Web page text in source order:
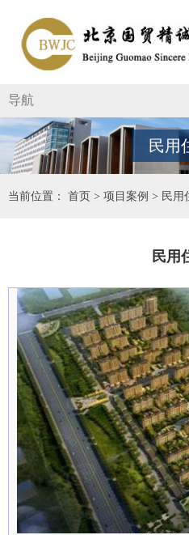
导航
民用
当前位置： 首页 > 项目案例 > 民用
民用